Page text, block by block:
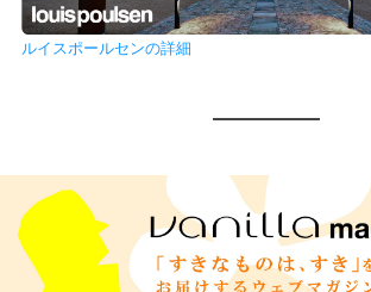
ルイスポールセンの詳細